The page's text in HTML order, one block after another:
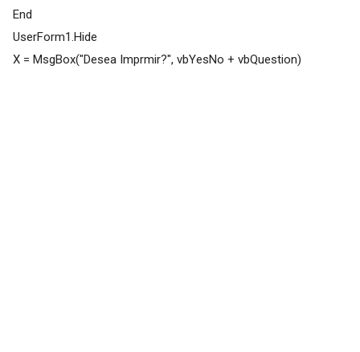
End
UserForm1.Hide
X = MsgBox("Desea Imprmir?", vbYesNo + vbQuestion)